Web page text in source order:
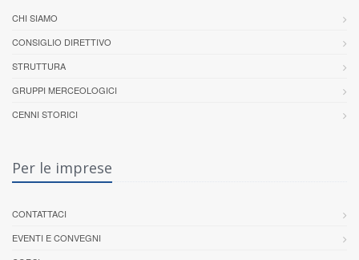
CHI SIAMO
CONSIGLIO DIRETTIVO
STRUTTURA
GRUPPI MERCEOLOGICI
CENNI STORICI
Per le imprese
CONTATTACI
EVENTI E CONVEGNI